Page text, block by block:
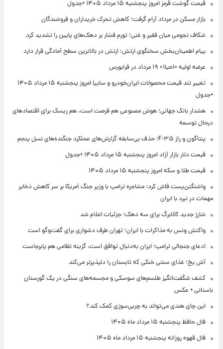
قیمت گوشت قرمز امروز پنجشنبه ۱۵ مرداد ۱۴۰۵ +جدول
بازار مسکن در مرداد آرام گرفت؛ کاهش تحرک خریداران و فروشندگان
شکاف نجومی میان فقیر و غنی؛ تورم فشار بر دهک‌های پایین را تشدید کرد
پیام اطمینان‌بخش سخنگوی ارتش: ارتش در بالاترین سطح آمادگی قرار دارد
عرضه اولیه «احیا۱» ۱۹ مرداد در فرابورس
تغییر تند قیمت محصولات ایران‌خودرو و سایپا امروز پنجشنبه ۱۵ مرداد ۱۴۰۵
+جدول
هشدار بانک جهانی؛ هوش مصنوعی هم فرصت است، هم ریسک برای اقتصادهای
درحال توسعه
پنتاگون و راز F-۳۵؛ حذف بی‌سابقه گزارش‌های عملکرد جنگنده‌های نسل پنجم
قیمت دلار بازار آزاد امروز پنجشنبه ۱۵ مرداد ۱۴۰۵ +جدول
قیمت طلا و سکه امروز پنجشنبه ۱۵ مرداد ۱۴۰۵
واشنگتن‌پست فاش کرد: مشاجره ترامپ با وزیر جنگ آمریکا بر سر کاهش ذخایر
مهمات در نبرد با ایران
شارژ جدید کالابرگ برای سه دهک؛ جزئیات اعلام شد
واکنش ونس به مذاکرات با ایران؛ تهران طرف دشواری برای گفت‌وگو است
ادعای جنجالی ترامپ؛ ایران به‌دنبال توافق است، گزینه نظامی هم پابرجاست
آش یخ؛ غذای سنتی خنکی که تابستان را دلپذیرتر می‌کند
کشف شگفت‌انگیز طلسم‌های سوسکی و مجسمه‌های سنگی در یک گورستان
باستانی + عکس
این چای هندی می‌تواند به چربی‌سوزی کمک کند؟
فال حافظ پنجشنبه ۱۵ مرداد ماه ۱۴۰۵
فال قهوه روزانه پنجشنبه ۱۵ مرداد ماه ۱۴۰۵